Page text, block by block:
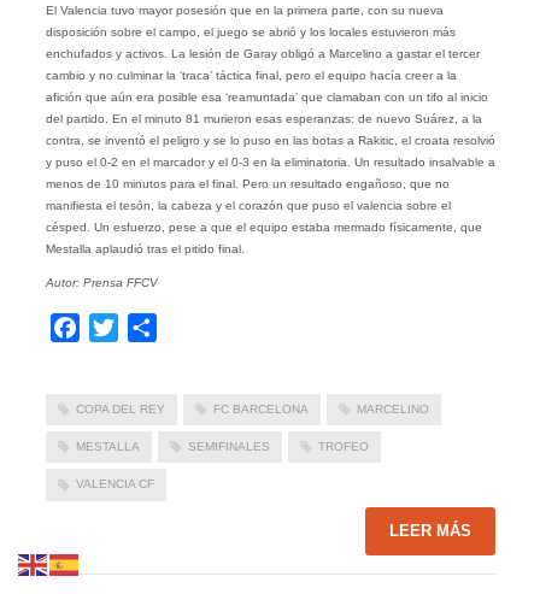
El Valencia tuvo mayor posesión que en la primera parte, con su nueva
disposición sobre el campo, el juego se abrió y los locales estuvieron más
enchufados y activos. La lesión de Garay obligó a Marcelino a gastar el tercer
cambio y no culminar la ‘traca’ táctica final, pero el equipo hacía creer a la
afición que aún era posible esa ‘reamuntada’ que clamaban con un tifo al inicio
del partido. En el minuto 81 murieron esas esperanzas: de nuevo Suárez, a la
contra, se inventó el peligro y se lo puso en las botas a Rakitic, el croata resolvió
y puso el 0-2 en el marcador y el 0-3 en la eliminatoria. Un resultado insalvable a
menos de 10 minutos para el final. Pero un resultado engañoso, que no
manifiesta el tesón, la cabeza y el corazón que puso el valencia sobre el
césped. Un esfuerzo, pese a que el equipo estaba mermado físicamente, que
Mestalla aplaudió tras el pitido final.
Autor: Prensa FFCV
Facebook
Twitter
COPA DEL REY FC BARCELONA MARCELINO
MESTALLA SEMIFINALES TROFEO
VALENCIA CF
LEER MÁS